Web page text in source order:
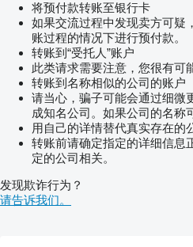
将预付款转账至银行卡
如果交流过程中发现卖方可疑
账过程的情况下进行预付款。
转账到“受托人”账户
此类请求需要注意，您很有可
转账到名称相似的公司的账户
请当心，骗子可能会通过细微
成知名公司。如果公司的名称
用自己的详情替代真实存在的
转账前请确定指定的详细信息
定的公司相关。
发现欺诈行为？
请告诉我们。